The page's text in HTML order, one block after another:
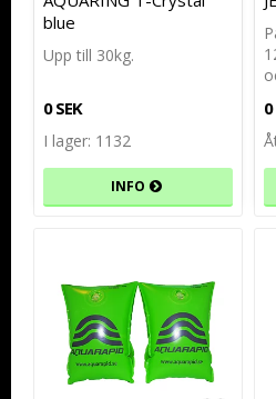
blue
Upp till 30kg.
0 SEK
I lager: 1132
INFO
0